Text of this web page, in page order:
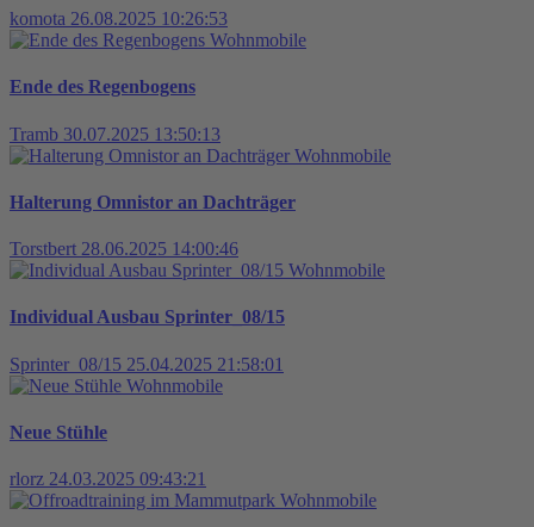
komota 26.08.2025 10:26:53
Wohnmobile
Ende des Regenbogens
Tramb 30.07.2025 13:50:13
Wohnmobile
Halterung Omnistor an Dachträger
Torstbert 28.06.2025 14:00:46
Wohnmobile
Individual Ausbau Sprinter_08/15
Sprinter_08/15 25.04.2025 21:58:01
Wohnmobile
Neue Stühle
rlorz 24.03.2025 09:43:21
Wohnmobile